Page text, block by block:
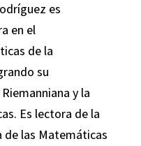
es
en el
de la
su
y la
Es lectora de la
de las Matemáticas